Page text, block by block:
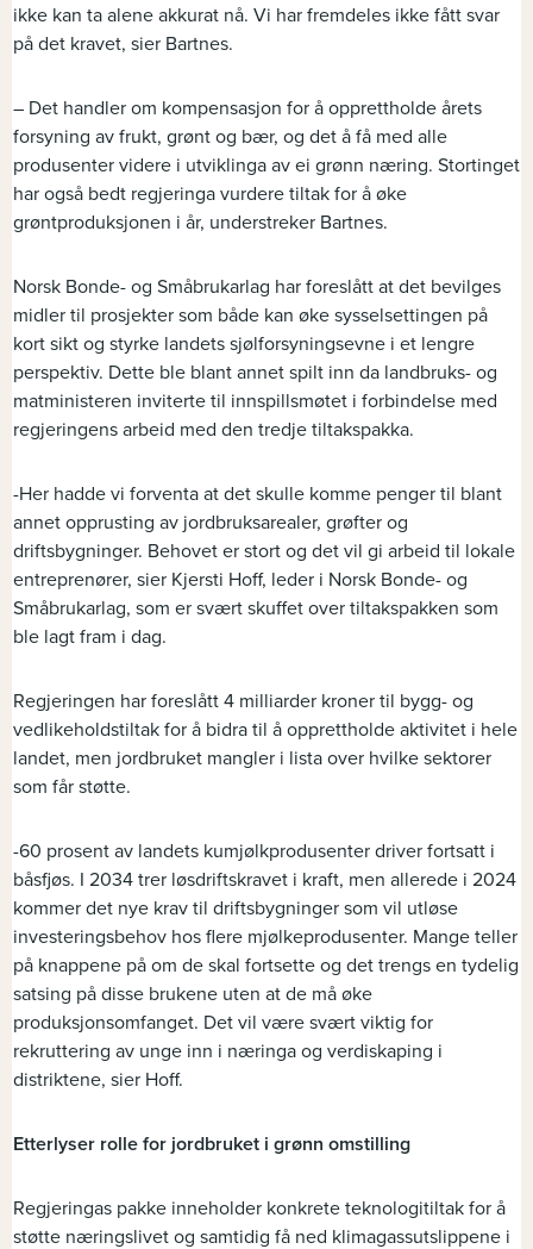
ikke kan ta alene akkurat nå. Vi har fremdeles ikke fått svar
på det kravet, sier Bartnes.
– Det handler om kompensasjon for å opprettholde årets
forsyning av frukt, grønt og bær, og det å få med alle
produsenter videre i utviklinga av ei grønn næring. Stortinget
har også bedt regjeringa vurdere tiltak for å øke
grøntproduksjonen i år, understreker Bartnes.
Norsk Bonde- og Småbrukarlag har foreslått at det bevilges
midler til prosjekter som både kan øke sysselsettingen på
kort sikt og styrke landets sjølforsyningsevne i et lengre
perspektiv. Dette ble blant annet spilt inn da landbruks- og
matministeren inviterte til innspillsmøtet i forbindelse med
regjeringens arbeid med den tredje tiltakspakka.
-Her hadde vi forventa at det skulle komme penger til blant
annet opprusting av jordbruksarealer, grøfter og
driftsbygninger. Behovet er stort og det vil gi arbeid til lokale
entreprenører, sier Kjersti Hoff, leder i Norsk Bonde- og
Småbrukarlag, som er svært skuffet over tiltakspakken som
ble lagt fram i dag.
Regjeringen har foreslått 4 milliarder kroner til bygg- og
vedlikeholdstiltak for å bidra til å opprettholde aktivitet i hele
landet, men jordbruket mangler i lista over hvilke sektorer
som får støtte.
-60 prosent av landets kumjølkprodusenter driver fortsatt i
båsfjøs. I 2034 trer løsdriftskravet i kraft, men allerede i 2024
kommer det nye krav til driftsbygninger som vil utløse
investeringsbehov hos flere mjølkeprodusenter. Mange teller
på knappene på om de skal fortsette og det trengs en tydelig
satsing på disse brukene uten at de må øke
produksjonsomfanget. Det vil være svært viktig for
rekruttering av unge inn i næringa og verdiskaping i
distriktene, sier Hoff.
Etterlyser rolle for jordbruket i grønn omstilling
Regjeringas pakke inneholder konkrete teknologitiltak for å
støtte næringslivet og samtidig få ned klimagassutslippene i